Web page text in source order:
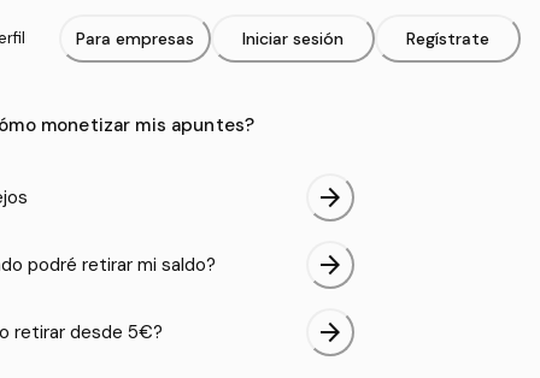
monetizar mis apuntes?
arrow_forward
podré retirar mi saldo? arrow_forward
retirar desde 5€? arrow_forward
Para empresas Iniciar sesión Regístrate